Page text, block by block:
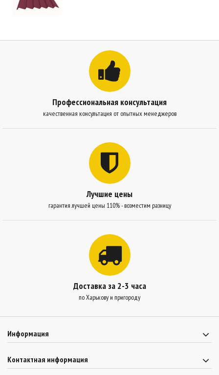
Профессиональная консультация
качественная консультация от опытных менеджеров
Лучшие цены
гарантия лучшей цены 110% - возместим разницу
Доставка за 2-3 часа
по Харькову и пригороду
Информация
Контактная информация